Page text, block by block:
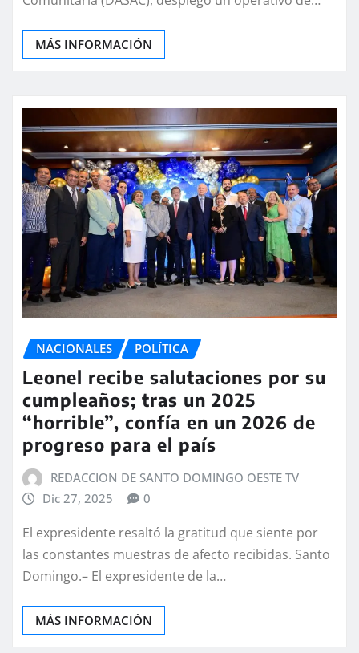
MÁS INFORMACIÓN
NACIONALES POLÍTICA
Leonel recibe salutaciones por su
cumpleaños; tras un 2025
“horrible”, confía en un 2026 de
progreso para el país
REDACCION DE SANTO DOMINGO OESTE TV
Dic 27, 2025
0
El expresidente resaltó la gratitud que siente por
las constantes muestras de afecto recibidas. Santo
Domingo.– El expresidente de la…
MÁS INFORMACIÓN